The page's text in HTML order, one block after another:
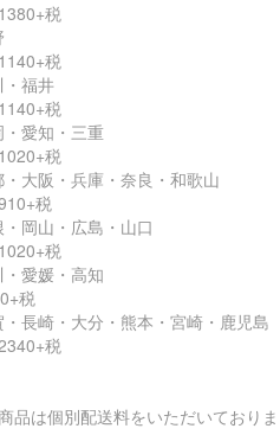
税
税
福井
税
愛知・三重
税
大阪・兵庫・奈良・和歌山
税
岡山・広島・山口
税
愛媛・高知
税
長崎・大分・熊本・宮崎・鹿児島
税
品は個別配送料をいただいておりま